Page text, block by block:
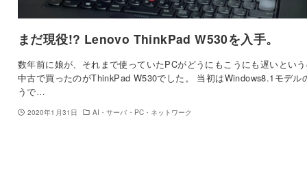
まだ現役!? Lenovo ThinkPad W530を入手。
数年前に娘が、それまで使っていたPCがどうにもこうにも遅いとい
中古で買ったのがThinkPad W530でした。 当初はWindows8.1モデル
うで…
2020年1月31日 AI・サーバ・PC・ネットワーク